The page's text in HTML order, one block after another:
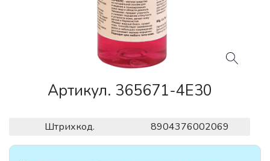
Артикул. 365671-4E30
Штрихкод. 8904376002069